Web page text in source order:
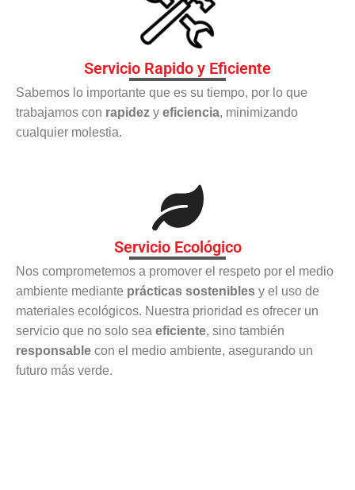
Servicio Rapido y Eficiente
Sabemos lo importante que es su tiempo, por lo que
trabajamos con rapidez y eficiencia, minimizando
cualquier molestia.
Servicio Ecológico
Nos comprometemos a promover el respeto por el medio
ambiente mediante prácticas sostenibles y el uso de
materiales ecológicos. Nuestra prioridad es ofrecer un
servicio que no solo sea eficiente, sino también
responsable con el medio ambiente, asegurando un
futuro más verde.